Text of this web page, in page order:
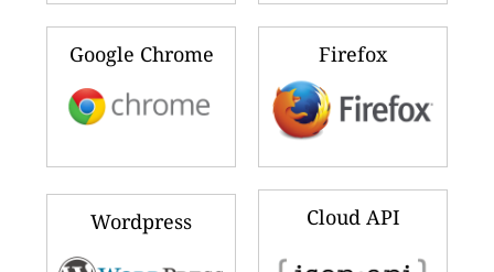
Google Chrome Firefox
Wordpress Cloud API